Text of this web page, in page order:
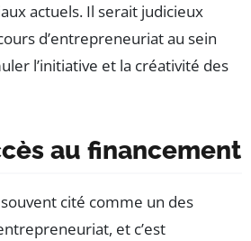
actuels. Il serait judicieux
d’entrepreneuriat au sein
l’initiative et la créativité des
au financement
cité comme un des
et c’est